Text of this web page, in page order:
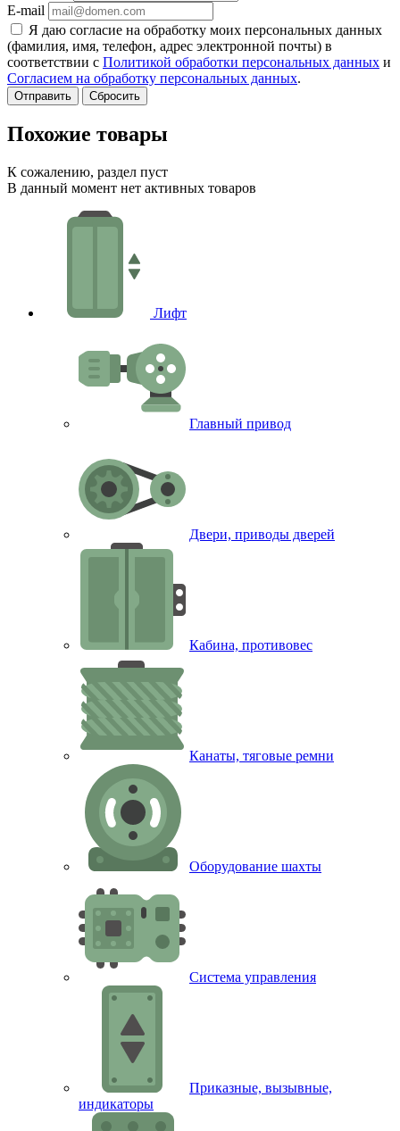
E-mail
Я даю согласие на обработку моих персональных данных
(фамилия, имя, телефон, адрес электронной почты) в
соответствии с Политикой обработки персональных данных и
Согласием на обработку персональных данных.
Сбросить
Похожие товары
К сожалению, раздел пуст
В данный момент нет активных товаров
Лифт
Главный привод
Двери, приводы дверей
Кабина, противовес
Канаты, тяговые ремни
Оборудование шахты
Система управления
Приказные, вызывные,
индикаторы